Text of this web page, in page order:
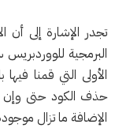
تجدر الإشارة إلى أن
البرمجية للووردبريس
الأولى التي قمنا
حذف الكود حتى وإن
الإضافة ما تزال